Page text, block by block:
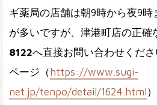
ギ薬局の店舗は朝9時から夜9
が多いですが、津港町店の正確
8122へ直接お問い合わせくだ
ページ（ https://www.sugi-
net.jp/tenpo/detail/1624.html